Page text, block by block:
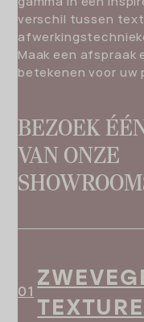
verschil tussen
Maak een afspraak
betekenen voor uw
BEZOEK
VAN ONZE